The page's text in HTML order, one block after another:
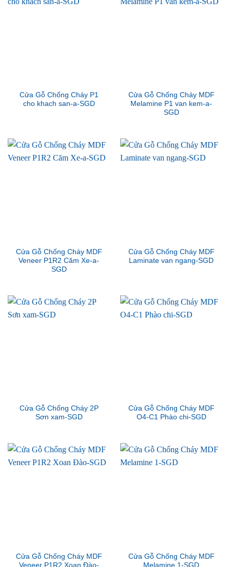
Cửa Gỗ Chống Cháy P1
cho khach san-a-SGD
Cửa Gỗ Chống Cháy MDF
Melamine P1 van kem-a-
SGD
Cửa Gỗ Chống Cháy MDF
Veneer P1R2 Căm Xe-a-
SGD
Cửa Gỗ Chống Cháy MDF
Laminate van ngang-SGD
Cửa Gỗ Chống Cháy 2P
Sơn xam-SGD
Cửa Gỗ Chống Cháy MDF
O4-C1 Phào chi-SGD
Cửa Gỗ Chống Cháy MDF
Veneer P1R2 Xoan Đào-
Cửa Gỗ Chống Cháy MDF
Melamine 1-SGD